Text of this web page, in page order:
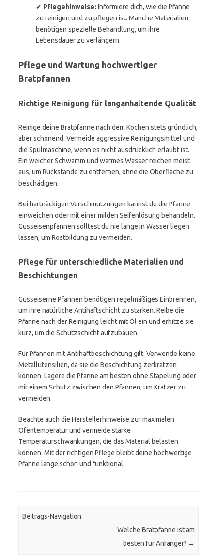
✔ Pflegehinweise: Informiere dich, wie die Pfanne
zu reinigen und zu pflegen ist. Manche Materialien
benötigen spezielle Behandlung, um ihre
Lebensdauer zu verlängern.
Pflege und Wartung hochwertiger
Bratpfannen
Richtige Reinigung für langanhaltende Qualität
Reinige deine Bratpfanne nach dem Kochen stets gründlich,
aber schonend. Vermeide aggressive Reinigungsmittel und
die Spülmaschine, wenn es nicht ausdrücklich erlaubt ist.
Ein weicher Schwamm und warmes Wasser reichen meist
aus, um Rückstände zu entfernen, ohne die Oberfläche zu
beschädigen.
Bei hartnäckigen Verschmutzungen kannst du die Pfanne
einweichen oder mit einer milden Seifenlösung behandeln.
Gusseisenpfannen solltest du nie lange in Wasser liegen
lassen, um Rostbildung zu vermeiden.
Pflege für unterschiedliche Materialien und
Beschichtungen
Gusseiserne Pfannen benötigen regelmäßiges Einbrennen,
um ihre natürliche Antihaftschicht zu stärken. Reibe die
Pfanne nach der Reinigung leicht mit Öl ein und erhitze sie
kurz, um die Schutzschicht aufzubauen.
Für Pfannen mit Antihaftbeschichtung gilt: Verwende keine
Metallutensilien, da sie die Beschichtung zerkratzen
können. Lagere die Pfanne am besten ohne Stapelung oder
mit einem Schutz zwischen den Pfannen, um Kratzer zu
vermeiden.
Beachte auch die Herstellerhinweise zur maximalen
Ofentemperatur und vermeide starke
Temperaturschwankungen, die das Material belasten
können. Mit der richtigen Pflege bleibt deine hochwertige
Pfanne lange schön und funktional.
Beitrags-Navigation
Welche Bratpfanne ist am
besten für Anfänger? →